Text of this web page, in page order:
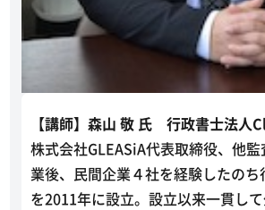
【講師】森山 敬 氏 行政書士法
株式会社GLEASiA代表取締役、他
業後、民間企業４社を経験したの
を2011年に設立。設立以来一貫し